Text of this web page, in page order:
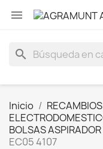

search
Inicio
BOLSAS ASPIRADOR
EC05 4107